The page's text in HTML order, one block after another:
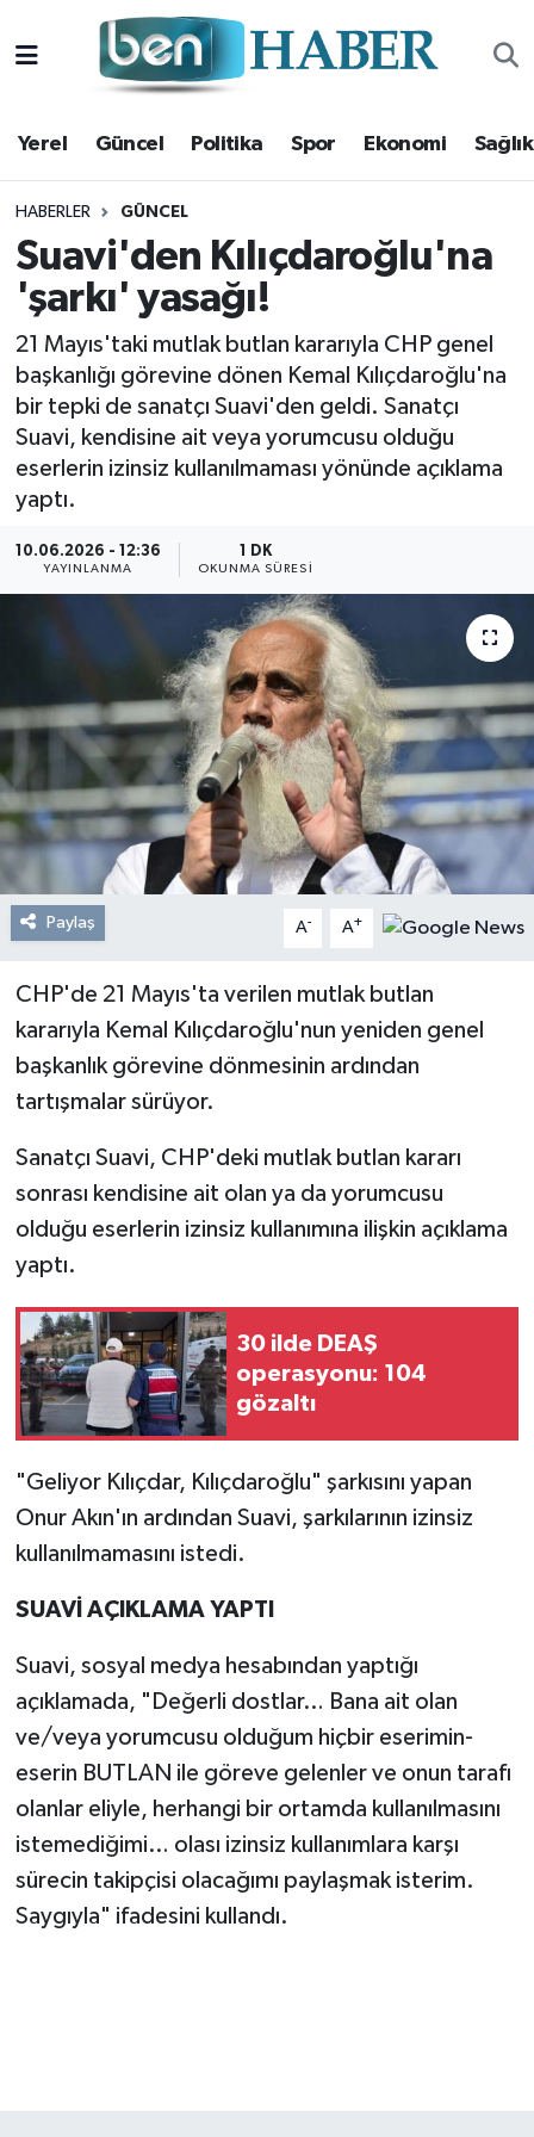
Yerel Güncel Politika Spor Ekonomi Sağlık
HABERLER GÜNCEL
Suavi'den Kılıçdaroğlu'na
'şarkı' yasağı!
21 Mayıs'taki mutlak butlan kararıyla CHP genel
başkanlığı görevine dönen Kemal Kılıçdaroğlu'na
bir tepki de sanatçı Suavi'den geldi. Sanatçı
Suavi, kendisine ait veya yorumcusu olduğu
eserlerin izinsiz kullanılmaması yönünde açıklama
yaptı.
10.06.2026 - 12:36
YAYINLANMA
1 DK
OKUNMA SÜRESI
Paylaş A- A+
CHP'de 21 Mayıs'ta verilen mutlak butlan
kararıyla Kemal Kılıçdaroğlu'nun yeniden genel
başkanlık görevine dönmesinin ardından
tartışmalar sürüyor.
Sanatçı Suavi, CHP'deki mutlak butlan kararı
sonrası kendisine ait olan ya da yorumcusu
olduğu eserlerin izinsiz kullanımına ilişkin açıklama
yaptı.
30 ilde DEAŞ
operasyonu: 104
gözaltı
"Geliyor Kılıçdar, Kılıçdaroğlu" şarkısını yapan
Onur Akın'ın ardından Suavi, şarkılarının izinsiz
kullanılmamasını istedi.
SUAVİ AÇIKLAMA YAPTI
Suavi, sosyal medya hesabından yaptığı
açıklamada, "Değerli dostlar… Bana ait olan
ve/veya yorumcusu olduğum hiçbir eserimin-
eserin BUTLAN ile göreve gelenler ve onun tarafı
olanlar eliyle, herhangi bir ortamda kullanılmasını
istemediğimi… olası izinsiz kullanımlara karşı
sürecin takipçisi olacağımı paylaşmak isterim.
Saygıyla" ifadesini kullandı.
Yerel
Güncel
Politika
Spor
Ekonomi
Sağlık
Magazin
Resmi Reklam
Hava Durumu
Trafik Durumu
Süper Lig Puan Durumu ve Fikstür
Tüm Manşetler
Son Dakika Haberleri
Haber Arşivi